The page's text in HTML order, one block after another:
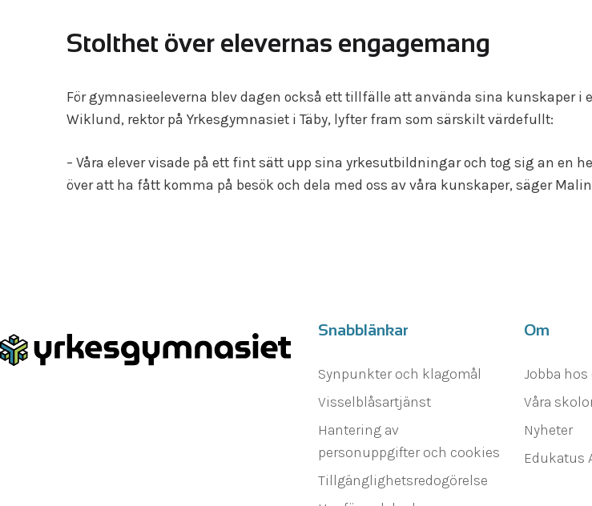
Stolthet över elevernas engagemang
För gymnasieeleverna blev dagen också ett tillfälle att använda sina kunskaper
Wiklund, rektor på Yrkesgymnasiet i Täby, lyfter fram som särskilt värdefullt:
– Våra elever visade på ett fint sätt upp sina yrkesutbildningar och tog sig an en
över att ha fått komma på besök och dela med oss av våra kunskaper, säger
Snabblänkar
Synpunkter och klagomål
Visselblåsartjänst
Hantering av
personuppgifter och cookies
Tillgänglighetsredogörelse
Om
Jobba hos
Våra
Nyheter
Edukatus